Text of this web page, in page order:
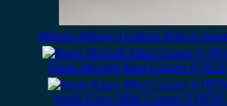
Μάσκα Μαύρο Πλαίσιο Mini
Καπό Μολυβί Mini Cooper S
Καπό Κρεμ Mini Cooper S